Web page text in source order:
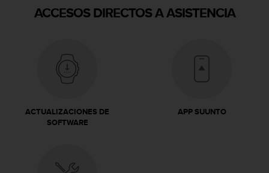
ACCESOS DIRECTOS A ASISTENCIA
ACTUALIZACIONES DE
SOFTWARE
APP SUUNTO